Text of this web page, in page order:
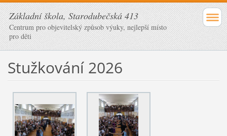
Základní škola, Starodubečská 413
Centrum pro objevitelský způsob výuky, nejlepší místo
pro děti
Stužkování 2026